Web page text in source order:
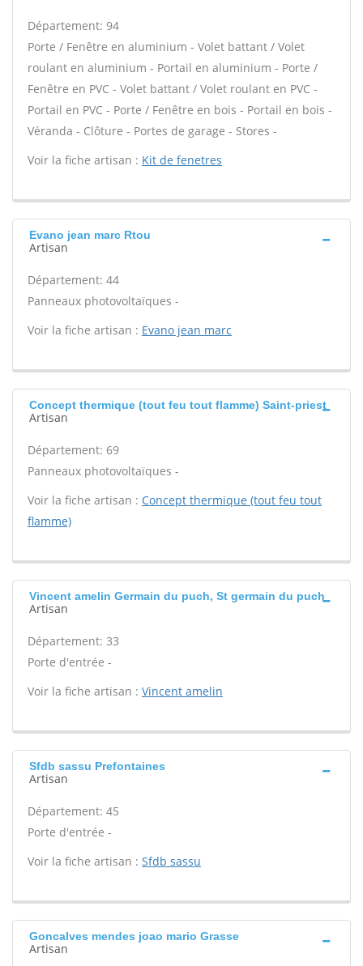
Département: 94
Porte / Fenêtre en aluminium - Volet battant / Volet
roulant en aluminium - Portail en aluminium - Porte /
Fenêtre en PVC - Volet battant / Volet roulant en PVC -
Portail en PVC - Porte / Fenêtre en bois - Portail en bois -
Véranda - Clôture - Portes de garage - Stores -
Voir la fiche artisan : Kit de fenetres
Evano jean marc Rtou
Artisan
Département: 44
Panneaux photovoltaïques -
Voir la fiche artisan : Evano jean marc
Concept thermique (tout feu tout flamme) Saint-priest
Artisan
Département: 69
Panneaux photovoltaïques -
Voir la fiche artisan : Concept thermique (tout feu tout
flamme)
Vincent amelin Germain du puch, St germain du puch
Artisan
Département: 33
Porte d'entrée -
Voir la fiche artisan : Vincent amelin
Sfdb sassu Prefontaines
Artisan
Département: 45
Porte d'entrée -
Voir la fiche artisan : Sfdb sassu
Goncalves mendes joao mario Grasse
Artisan